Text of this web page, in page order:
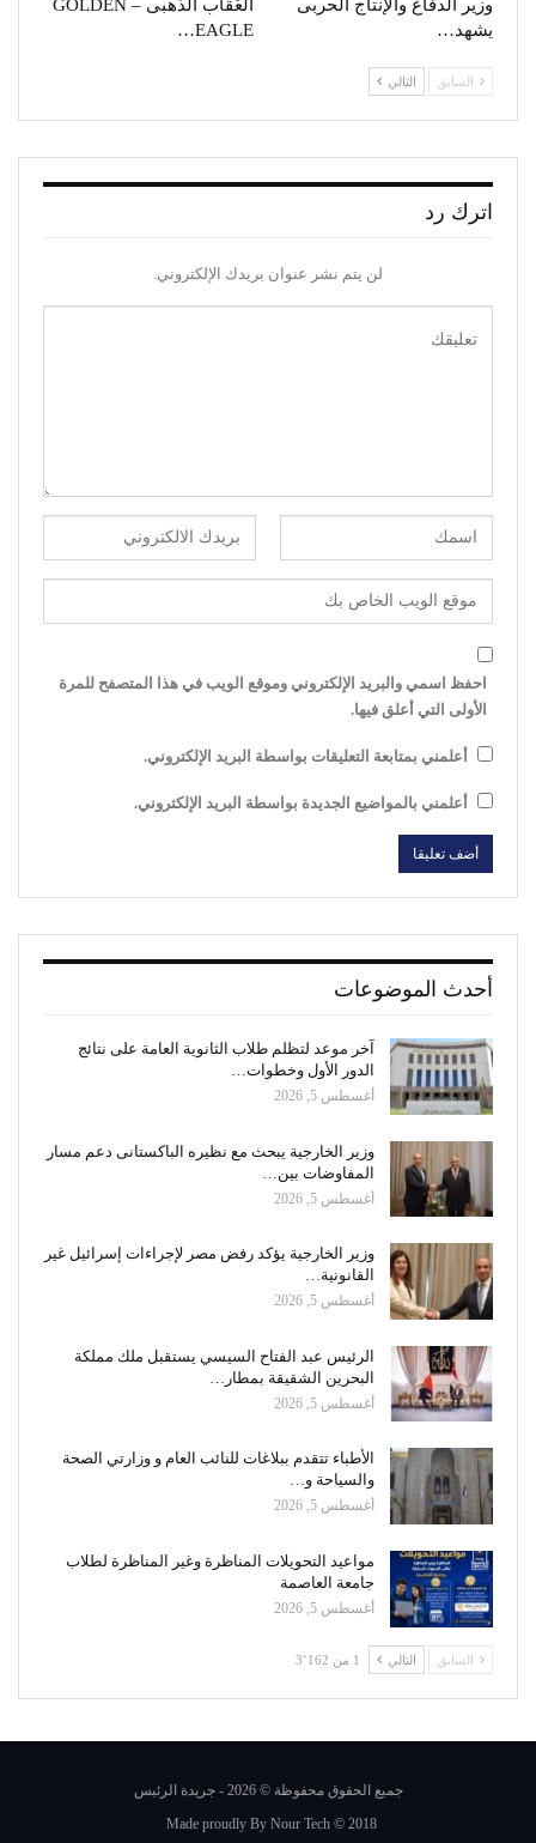
وزير الدفاع والإنتاج الحربى
يشهد…
العُقاب الذهبى – GOLDEN
EAGLE…
السابق التالي
اترك رد
لن يتم نشر عنوان بريدك الإلكتروني.
احفظ اسمي والبريد الإلكتروني وموقع الويب في هذا المتصفح للمرة
الأولى التي أعلق فيها.
أعلمني بمتابعة التعليقات بواسطة البريد الإلكتروني.
أعلمني بالمواضيع الجديدة بواسطة البريد الإلكتروني.
أحدث الموضوعات
آخر موعد لتظلم طلاب الثانوية العامة على نتائج
الدور الأول وخطوات…
أغسطس 5, 2026
وزير الخارجية يبحث مع نظيره الباكستانى دعم مسار
المفاوضات بين…
أغسطس 5, 2026
وزير الخارجية يؤكد رفض مصر لإجراءات إسرائيل غير
القانونية…
أغسطس 5, 2026
الرئيس عبد الفتاح السيسي يستقبل ملك مملكة
البحرين الشقيقة بمطار…
أغسطس 5, 2026
الأطباء تتقدم ببلاغات للنائب العام و وزارتي الصحة
والسياحة و…
أغسطس 5, 2026
مواعيد التحويلات المناظرة وغير المناظرة لطلاب
جامعة العاصمة
أغسطس 5, 2026
السابق التالي 1 من 3٬162
جميع الحقوق محفوظة © 2026 - جريدة الرئيس
Made proudly By Nour Tech © 2018